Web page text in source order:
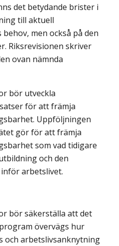
det betydande brister i
till aktuell
men också på den
Riksrevisionen skriver
ovan nämnda
bör utveckla
för att främja
Uppföljningen
gör för att främja
som vad tidigare
och den
arbetslivet.
bör säkerställa att det
övervägs hur
och arbetslivsanknytning